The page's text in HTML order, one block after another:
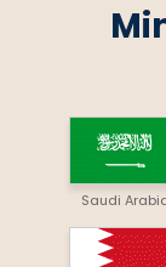
Saudi